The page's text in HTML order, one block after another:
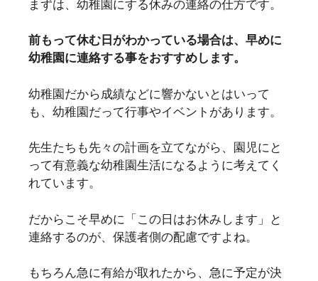
まずは、幼稚園にする休みの連絡の仕方です。
前もって休む日がわかっている場合は、早めに
幼稚園に連絡する事をおすすめします。
幼稚園だから成績などに響かないとはいって
も、幼稚園だって行事やイベントがあります。
先生たちも先々の計画を立てながら、園児にと
って有意義な幼稚園生活になるように考えてく
れています。
だからこそ早めに「この日はお休みします」と
連絡するのが、保護者側の配慮ですよね。
もちろん急に有給が取れたから、急に予定が決